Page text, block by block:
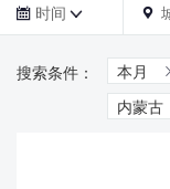
 时间  
本月
内蒙古